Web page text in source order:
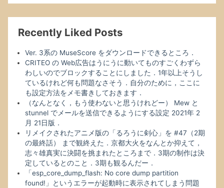
Recently Liked Posts
Ver. 3系の MuseScore をダウンロードできるところ．
CRITEO の Web広告はうにうに動いてものすごくわずら
わしいのでブロックすることにしました．1年以上そうし
ているけれど何も問題なさそう．自分のために，ここに
も設定方法をメモ書きしておきます．
（なんとなく，もう使わないと思うけれどー） Mew と
stunnel でメールを送信できるようにする設定 2021年 2
月 21日版．
リメイクされたアニメ版の「るろうに剣心」を #47（2期
の最終話） まで観終えた．京都大火をなんとか抑えて，
志々雄真実に決闘を挑まれたところまで．3期の制作は決
定しているとのこと．3期も観るんだー．
「esp_core_dump_flash: No core dump partition
found!」というエラーが起動時に表示されてしまう問題